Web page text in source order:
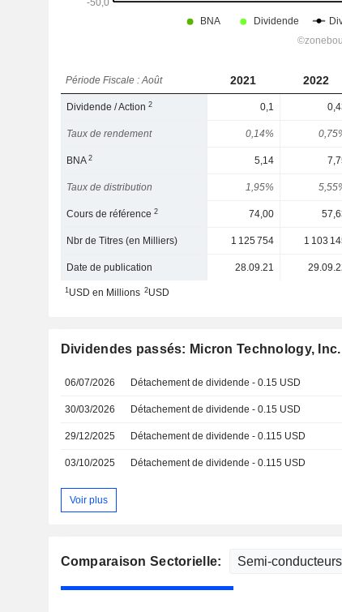
Période Fiscale : Août 2021 2022
Dividende / Action2 0,1
Taux de rendement 0,14%
BNA2 5,14
Taux de distribution 1,95%
Cours de référence2 74,00
Nbr de Titres (en Milliers) 1 125 754 1 103
Date de publication 28.09.21
1USD en Millions 2USD
Dividendes passés: Micron Technology, Inc.
06/07/2026 Détachement de dividende - 0.15 USD
30/03/2026 Détachement de dividende - 0.15 USD
29/12/2025 Détachement de dividende - 0.115 USD
03/10/2025 Détachement de dividende - 0.115 USD
Voir plus
Comparaison Sectorielle: